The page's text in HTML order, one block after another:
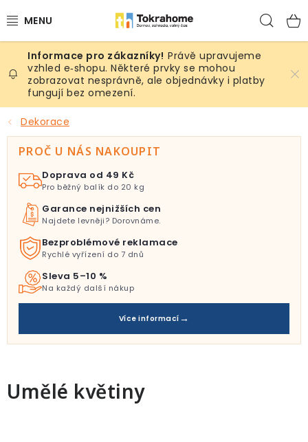
na
Výrobky
Místnosti
Venkovní prostory
Dárkové tipy
Slevy
Pro mazlíky
Testovací laboratoř
Právě upravujeme
vzhled e‑shopu. Některé prvky se mohou
zobrazovat nesprávně, ale objednávky i platby
fungují bez omezení.
Dekorace
PROČ U NÁS NAKOUPIT
Doprava od 49 Kč
Pro běžný balík do 20 kg
Garance nejnižších cen
Najdete levněji? Dorovnáme.
Bezproblémové reklamace
Rychlé vyřízení do 7 dnů
Sleva 5–10 %
Na každý další nákup
Více informací
Umělé květiny